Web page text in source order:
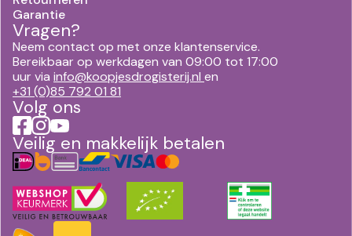
Garantie
Vragen?
Neem contact op met onze klantenservice.
Bereikbaar op werkdagen van 09:00 tot 17:00
uur via info@koopjesdrogisterij.nl en
+31 (0)85 792 01 81
Volg ons
Veilig en makkelijk betalen